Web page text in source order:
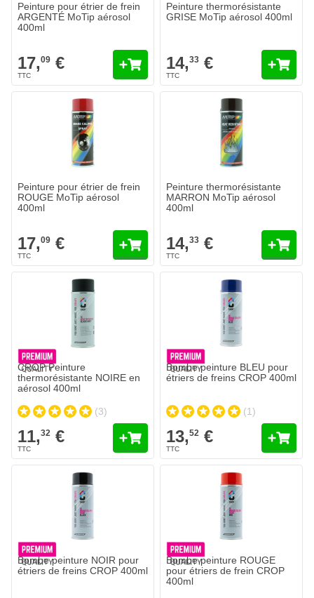
Peinture pour étrier de frein
ARGENTÉ MoTip aérosol
400ml
17,09 €
Peinture thermorésistante
GRISE MoTip aérosol 400ml
14,33 €
Peinture pour étrier de frein
ROUGE MoTip aérosol
400ml
17,09 €
Peinture thermorésistante
MARRON MoTip aérosol
400ml
14,33 €
CROP Peinture
thermorésistante NOIRE en
aérosol 400ml
(3)
11,32 €
Bombe peinture BLEU pour
étriers de freins CROP 400ml
(1)
13,52 €
Bombe peinture NOIR pour
étriers de freins CROP 400ml
Bombe peinture ROUGE
pour étriers de frein CROP
400ml